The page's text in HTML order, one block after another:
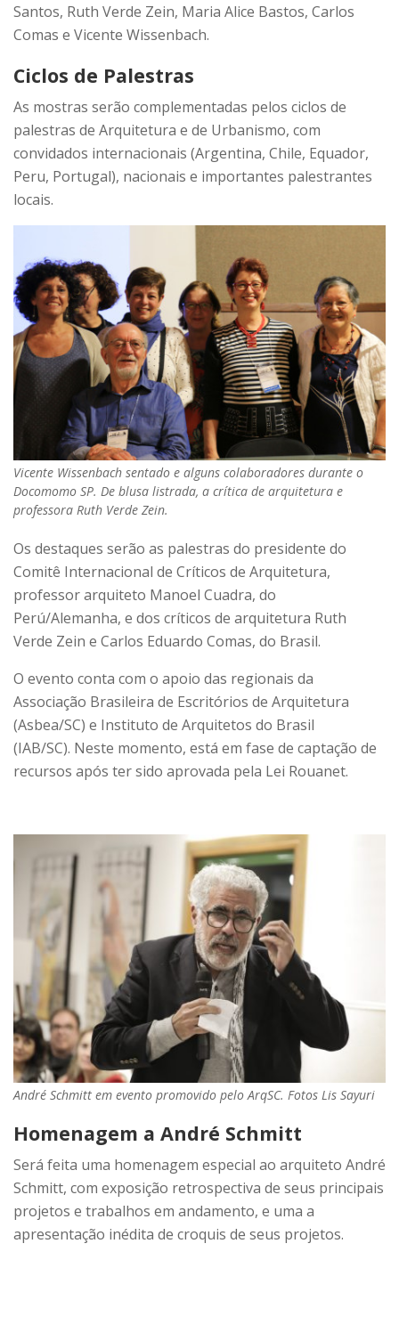
Santos, Ruth Verde Zein, Maria Alice Bastos, Carlos
Comas e Vicente Wissenbach.
Ciclos de Palestras
As mostras serão complementadas pelos ciclos de
palestras de Arquitetura e de Urbanismo, com
convidados internacionais (Argentina, Chile, Equador,
Peru, Portugal), nacionais e importantes palestrantes
locais.
Vicente Wissenbach sentado e alguns colaboradores durante o
Docomomo SP. De blusa listrada, a crítica de arquitetura e
professora Ruth Verde Zein.
Os destaques serão as palestras do presidente do
Comitê Internacional de Críticos de Arquitetura,
professor arquiteto Manoel Cuadra, do
Perú/Alemanha, e dos críticos de arquitetura Ruth
Verde Zein e Carlos Eduardo Comas, do Brasil.
O evento conta com o apoio das regionais da
Associação Brasileira de Escritórios de Arquitetura
(Asbea/SC) e Instituto de Arquitetos do Brasil
(IAB/SC). Neste momento, está em fase de captação de
recursos após ter sido aprovada pela Lei Rouanet.
André Schmitt em evento promovido pelo ArqSC. Fotos Lis Sayuri
Homenagem a André Schmitt
Será feita uma homenagem especial ao arquiteto André
Schmitt, com exposição retrospectiva de seus principais
projetos e trabalhos em andamento, e uma a
apresentação inédita de croquis de seus projetos.